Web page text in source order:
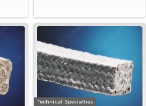
Technical Specialties